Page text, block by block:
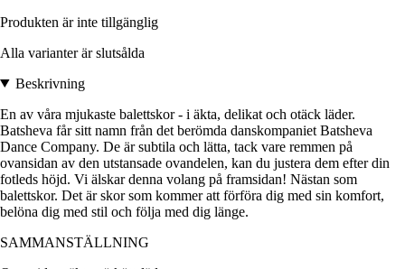
Produkten är inte tillgänglig
Alla varianter är slutsålda
Beskrivning
En av våra mjukaste balettskor - i äkta, delikat och otäck läder.
Batsheva får sitt namn från det berömda danskompaniet Batsheva
Dance Company. De är subtila och lätta, tack vare remmen på
ovansidan av den utstansade ovandelen, kan du justera dem efter din
fotleds höjd. Vi älskar denna volang på framsidan! Nästan som
balettskor. Det är skor som kommer att förföra dig med sin komfort,
belöna dig med stil och följa med dig länge.
SAMMANSTÄLLNING